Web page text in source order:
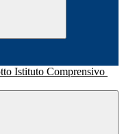
Istituto Comprensivo